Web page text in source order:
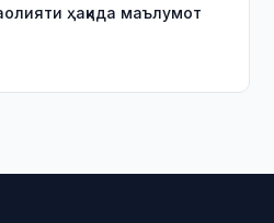
ҳақида маълумот